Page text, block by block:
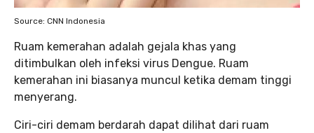
Source: CNN Indonesia
Ruam kemerahan adalah gejala khas yang
ditimbulkan oleh infeksi virus Dengue. Ruam
kemerahan ini biasanya muncul ketika demam tinggi
menyerang.
Ciri-ciri demam berdarah dapat dilihat dari ruam